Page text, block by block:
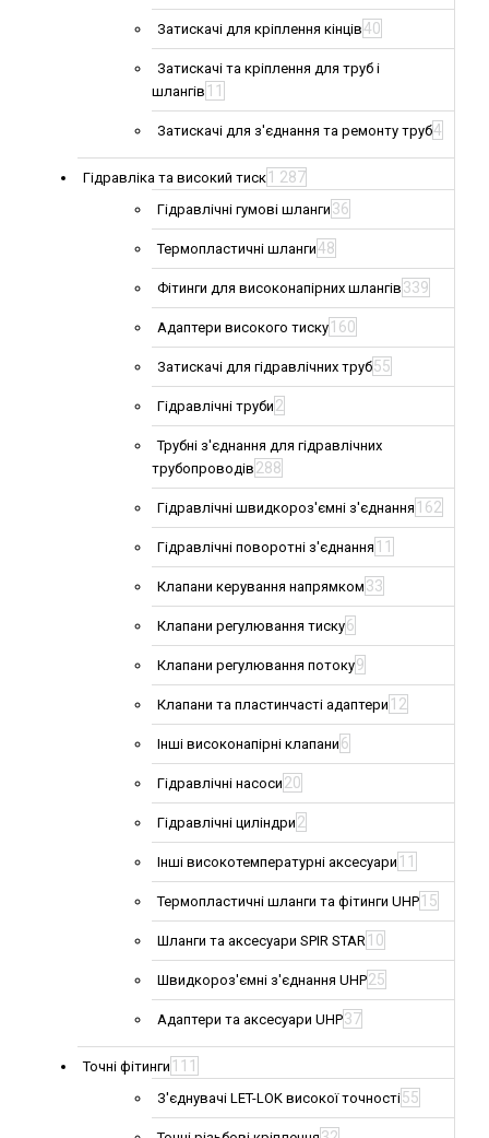
Затискачі для кріплення кінців40
Затискачі та кріплення для труб і
шлангів 11
Затискачі для з'єднання та ремонту труб4
Гідравліка та високий тиск 1 287
Гідравлічні гумові шланги 36
Термопластичні шланги48
Фітинги для високонапірних шлангів 339
Адаптери високого тиску 160
Затискачі для гідравлічних труб55
Гідравлічні труби 2
Трубні з'єднання для гідравлічних
трубопроводів 288
Гідравлічні швидкороз'ємні з'єднання 162
Гідравлічні поворотні з'єднання 11
Клапани керування напрямком 33
Клапани регулювання тиску6
Клапани регулювання потоку9
Клапани та пластинчасті адаптери 12
Інші високонапірні клапани 6
Гідравлічні насоси 20
Гідравлічні циліндри 2
Інші високотемпературні аксесуари 11
Термопластичні шланги та фітинги UHP 15
Шланги та аксесуари SPIR STAR 10
Швидкороз'ємні з'єднання UHP25
Адаптери та аксесуари UHP37
Точні фітинги 111
З'єднувачі LET-LOK високої точності55